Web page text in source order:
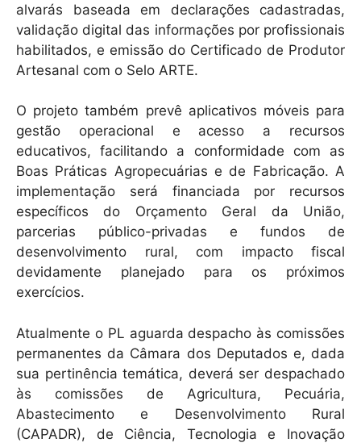
alvarás baseada em declarações cadastradas,
validação digital das informações por profissionais
habilitados, e emissão do Certificado de Produtor
Artesanal com o Selo ARTE.
O projeto também prevê aplicativos móveis para
gestão operacional e acesso a recursos
educativos, facilitando a conformidade com as
Boas Práticas Agropecuárias e de Fabricação. A
implementação será financiada por recursos
específicos do Orçamento Geral da União,
parcerias público-privadas e fundos de
desenvolvimento rural, com impacto fiscal
devidamente planejado para os próximos
exercícios.
Atualmente o PL aguarda despacho às comissões
permanentes da Câmara dos Deputados e, dada
sua pertinência temática, deverá ser despachado
às comissões de Agricultura, Pecuária,
Abastecimento e Desenvolvimento Rural
(CAPADR), de Ciência, Tecnologia e Inovação